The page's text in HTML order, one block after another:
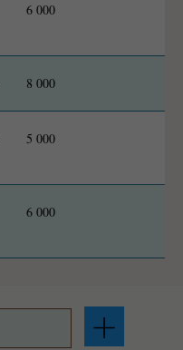
6 000
8 000
5 000
6 000